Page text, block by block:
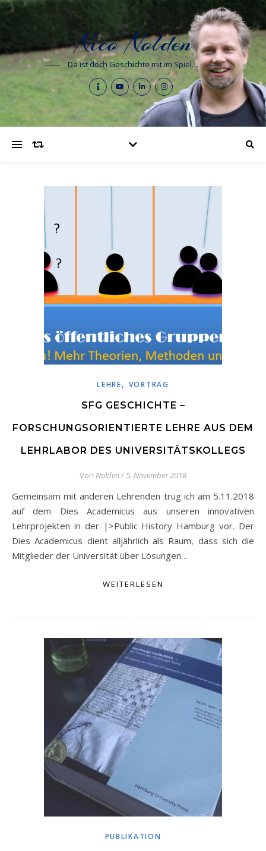
Nico Nolden
Da ist doch Geschichte mit im Spiel…
LEHRE, VORTRAG
SFG GESCHICHTE –
FORSCHUNGSORIENTIERTE LEHRE AUS DEM
LEHRLABOR DES UNIVERSITÄTSKOLLEGS
Von Nolden/5. November 2018
Gemeinsam mit anderen Lehrenden trug ich am 5.11.2018
auf dem Dies Academicus aus unseren innovativen
Lehrprojekten in der |>Public History Hamburg vor. Der
Dies Academicus dient alljährlich als Raum, dass sich die
Mitglieder der Universität über Lösungen…
WEITERLESEN
PUBLIKATION